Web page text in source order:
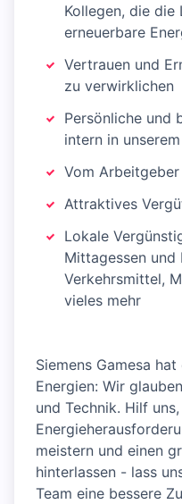
Kollegen, die
erneuerbare
Vertrauen und
zu verwirklichen
Persönliche und
intern in
Vom
Attraktives
Lokale
Mittagessen
Verkehrsmittel,
vieles mehr
Siemens Gamesa
Energien: Wir
und Technik. Hilf
meistern und einen
hinterlassen - lass
Team eine bessere